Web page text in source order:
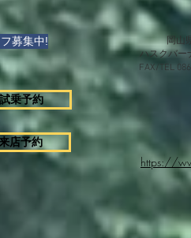
募集中!
試乗予約
店予約
岡山
ハスクバー
FAX/TEL
https://